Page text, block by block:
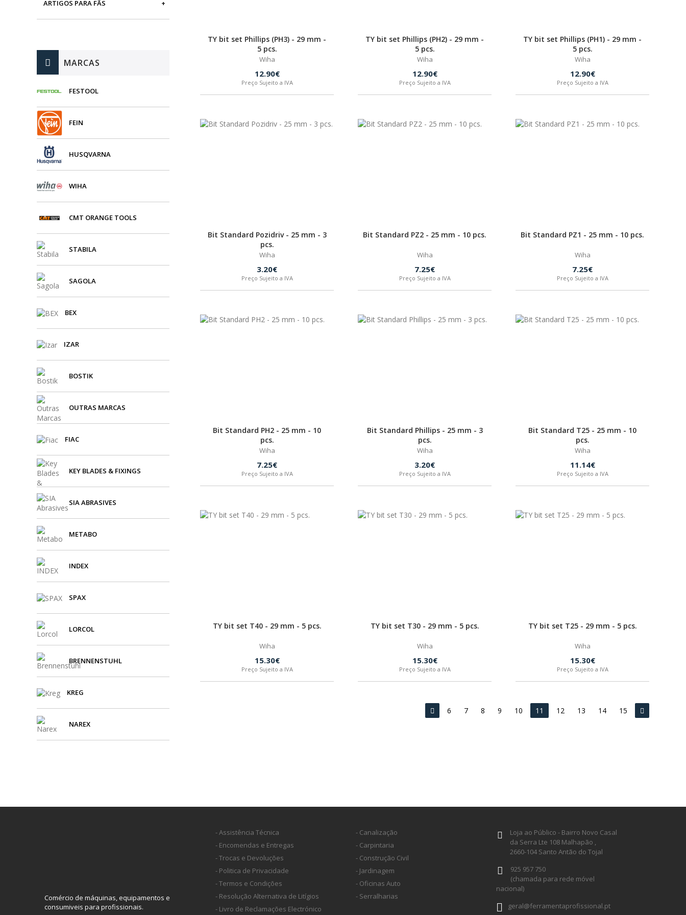
ARTIGOS PARA FÃS
MÁQUINAS DE BRINCAR
MARCAS
FESTOOL
FEIN
HUSQVARNA
WIHA
CMT ORANGE TOOLS
STABILA
SAGOLA
BEX
IZAR
BOSTIK
OUTRAS MARCAS
FIAC
KEY BLADES & FIXINGS
SIA ABRASIVES
METABO
INDEX
SPAX
LORCOL
BRENNENSTUHL
KREG
NAREX
TY bit set Phillips (PH3) - 29 mm -
5 pcs.
Wiha
12.90€
Preço Sujeito a IVA
TY bit set Phillips (PH2) - 29 mm -
5 pcs.
Wiha
12.90€
Preço Sujeito a IVA
TY bit set Phillips (PH1) - 29 mm -
5 pcs.
Wiha
12.90€
Preço Sujeito a IVA
Bit Standard Pozidriv - 25 mm - 3
pcs.
Wiha
3.20€
Preço Sujeito a IVA
Bit Standard PZ2 - 25 mm - 10 pcs.
Wiha
7.25€
Preço Sujeito a IVA
Bit Standard PZ1 - 25 mm - 10 pcs.
Wiha
7.25€
Preço Sujeito a IVA
Bit Standard PH2 - 25 mm - 10
pcs.
Wiha
7.25€
Preço Sujeito a IVA
Bit Standard Phillips - 25 mm - 3
pcs.
Wiha
3.20€
Preço Sujeito a IVA
Bit Standard T25 - 25 mm - 10
pcs.
Wiha
11.14€
Preço Sujeito a IVA
TY bit set T40 - 29 mm - 5 pcs.
Wiha
15.30€
Preço Sujeito a IVA
TY bit set T30 - 29 mm - 5 pcs.
Wiha
15.30€
Preço Sujeito a IVA
TY bit set T25 - 29 mm - 5 pcs.
Wiha
15.30€
Preço Sujeito a IVA
6 7 8 9 10 11 12 13 14 15
Comércio de máquinas, equipamentos e
consumiveis para profissionais.
- Assistência Técnica
- Encomendas e Entregas
- Trocas e Devoluções
- Politica de Privacidade
- Termos e Condições
- Resolução Alternativa de Litígios
- Livro de Reclamações Electrónico
- Canalização
- Carpintaria
- Construção Civil
- Jardinagem
- Oficinas Auto
- Serralharias
Loja ao Público - Bairro Novo Casal
da Serra Lte 108 Malhapão ,
2660-104 Santo Antão do Tojal
925 957 750
(chamada para rede móvel
nacional)
geral@ferramentaprofissional.pt